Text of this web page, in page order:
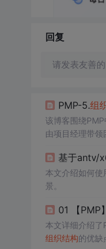
回复
请发表友善
PMP-5.组
该博客围绕PMP
由项目经理带领
基于antv/
本文介绍如何使
景。
01 【PMP】
本文详细介绍了
组织结构的优缺